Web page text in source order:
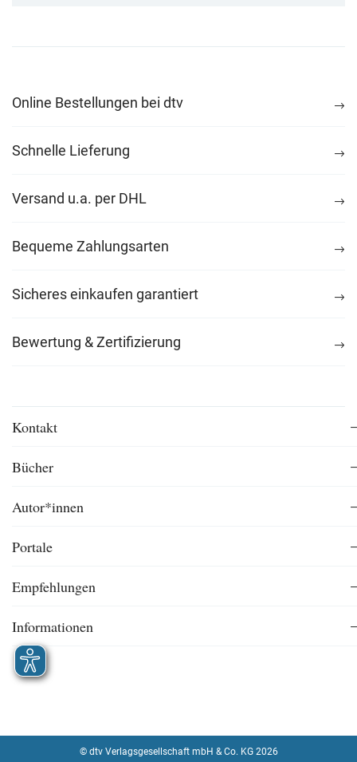
Online Bestellungen bei dtv
Schnelle Lieferung
Versand u.a. per DHL
Bequeme Zahlungsarten
Sicheres einkaufen garantiert
Bewertung & Zertifizierung
Kontakt
Bücher
Autor*innen
Portale
Empfehlungen
Informationen
© dtv Verlagsgesellschaft mbH & Co. KG 2026